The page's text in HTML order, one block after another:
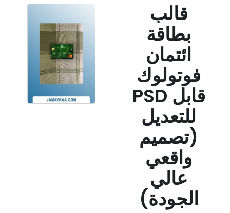
قالب
بطاقة
ائتمان
فوتولوك
PSD قابل
للتعديل
(تصميم
واقعي
عالي
الجودة)